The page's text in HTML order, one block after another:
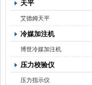
天平
艾德姆天平
冷媒加注机
博世冷媒加注机
压力校验仪
压力指示仪